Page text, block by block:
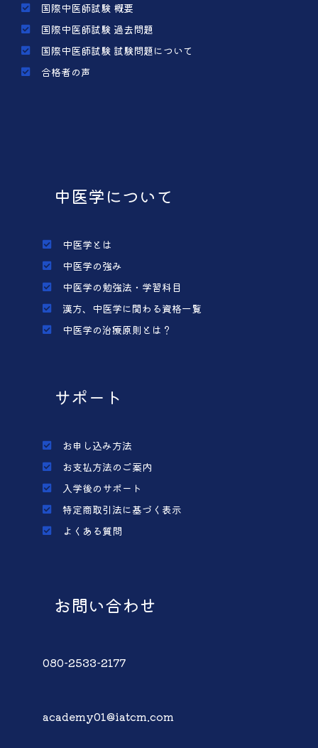
国際中医師試験 概要
国際中医師試験 過去問題
国際中医師試験 試験問題について
合格者の声
中医学について
中医学とは
中医学の強み
中医学の勉強法・学習科目
漢方、中医学に関わる資格一覧
中医学の治療原則とは？
サポート
お申し込み方法
お支払方法のご案内
入学後のサポート
特定商取引法に基づく表示
よくある質問
お問い合わせ
080-2533-2177
academy01@iatcm.com